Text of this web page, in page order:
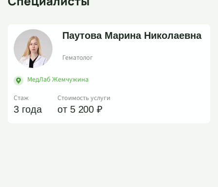
Паутова Марина Николаевна
Гематолог
МедЛаб Жемчужина
Стаж
3 года
Стоимость услуги
от 5 200 ₽